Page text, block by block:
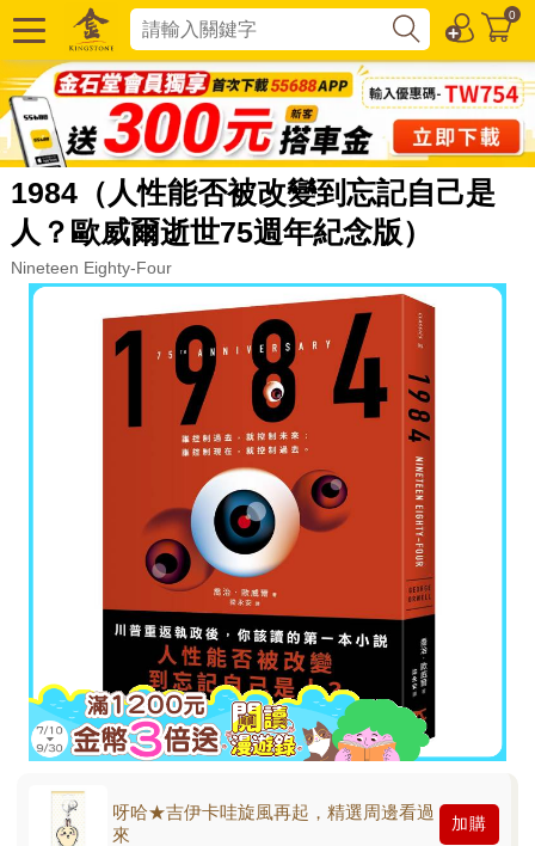
0
1984（人性能否被改變到忘記自己是
人？歐威爾逝世75週年紀念版）
Nineteen Eighty-Four
呀哈★吉伊卡哇旋風再起，精選周邊看過
來
加購